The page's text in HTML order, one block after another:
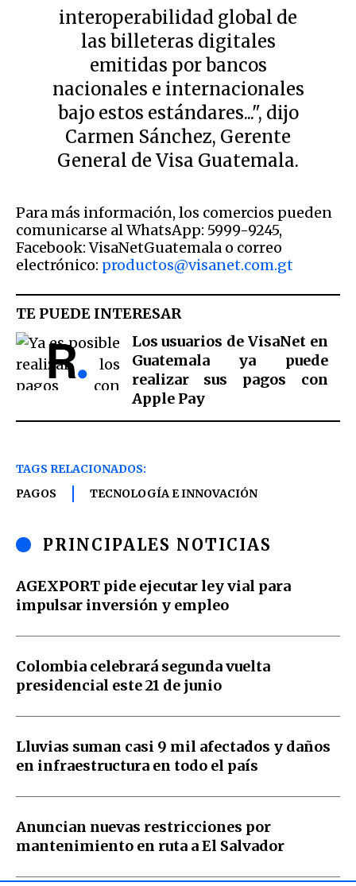
interoperabilidad global de
las billeteras digitales
emitidas por bancos
nacionales e internacionales
bajo estos estándares...", dijo
Carmen Sánchez, Gerente
General de Visa Guatemala.
Para más información, los comercios pueden
comunicarse al WhatsApp: 5999-9245,
Facebook: VisaNetGuatemala o correo
electrónico: productos@visanet.com.gt
TE PUEDE INTERESAR
Los usuarios de VisaNet en
Guatemala ya puede
realizar sus pagos con
Apple Pay
TAGS RELACIONADOS:
PAGOS
TECNOLOGÍA E INNOVACIÓN
PRINCIPALES NOTICIAS
AGEXPORT pide ejecutar ley vial para
impulsar inversión y empleo
Colombia celebrará segunda vuelta
presidencial este 21 de junio
Lluvias suman casi 9 mil afectados y daños
en infraestructura en todo el país
Anuncian nuevas restricciones por
mantenimiento en ruta a El Salvador